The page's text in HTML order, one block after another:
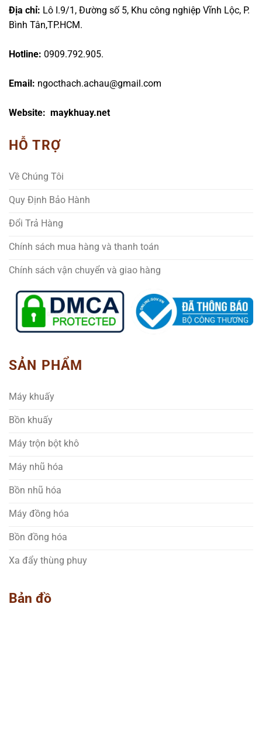
Địa chỉ: Lô I.9/1, Đường số 5, Khu công nghiệp Vĩnh Lộc, P.
Bình Tân,TP.HCM.
Hotline: 0909.792.905.
Email: ngocthach.achau@gmail.com
Website: maykhuay.net
HỖ TRỢ
Về Chúng Tôi
Quy Định Bảo Hành
Đổi Trả Hàng
Chính sách mua hàng và thanh toán
Chính sách vận chuyển và giao hàng
SẢN PHẨM
Máy khuấy
Bồn khuấy
Máy trộn bột khô
Máy nhũ hóa
Bồn nhũ hóa
Máy đồng hóa
Bồn đồng hóa
Xa đẩy thùng phuy
Bản đồ